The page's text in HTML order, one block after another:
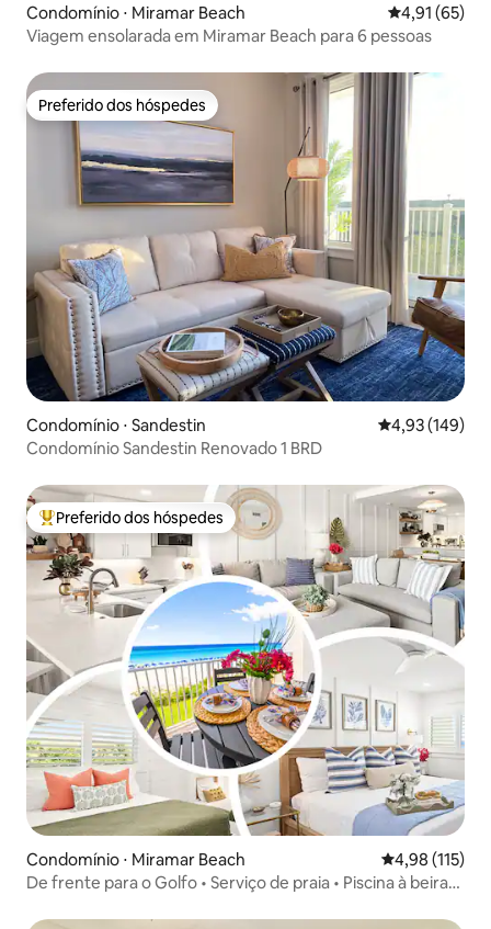
Condomínio ⋅ Miramar Beach 4,91 de uma
4,91 (65)
Viagem ensolarada em Miramar Beach para 6 pessoas
Preferido dos hóspedes
Preferido dos hóspedes
Condomínio ⋅ Sandestin 4,93 de uma
4,93 (149)
Condomínio Sandestin Renovado 1 BRD
Entre os melhores preferidos dos hóspedes
Preferido dos hóspedes
Condomínio ⋅ Miramar Beach 4,98 de uma
4,98 (115)
De frente para o Golfo • Serviço de praia • Piscina à beira-